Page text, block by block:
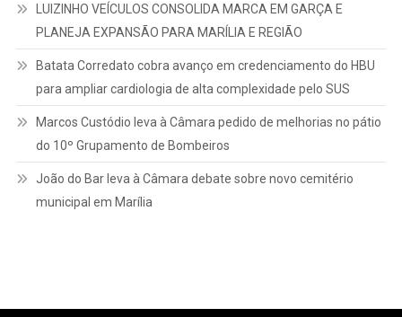
LUIZINHO VEÍCULOS CONSOLIDA MARCA EM GARÇA E
PLANEJA EXPANSÃO PARA MARÍLIA E REGIÃO
Batata Corredato cobra avanço em credenciamento do HBU
para ampliar cardiologia de alta complexidade pelo SUS
Marcos Custódio leva à Câmara pedido de melhorias no pátio
do 10º Grupamento de Bombeiros
João do Bar leva à Câmara debate sobre novo cemitério
municipal em Marília